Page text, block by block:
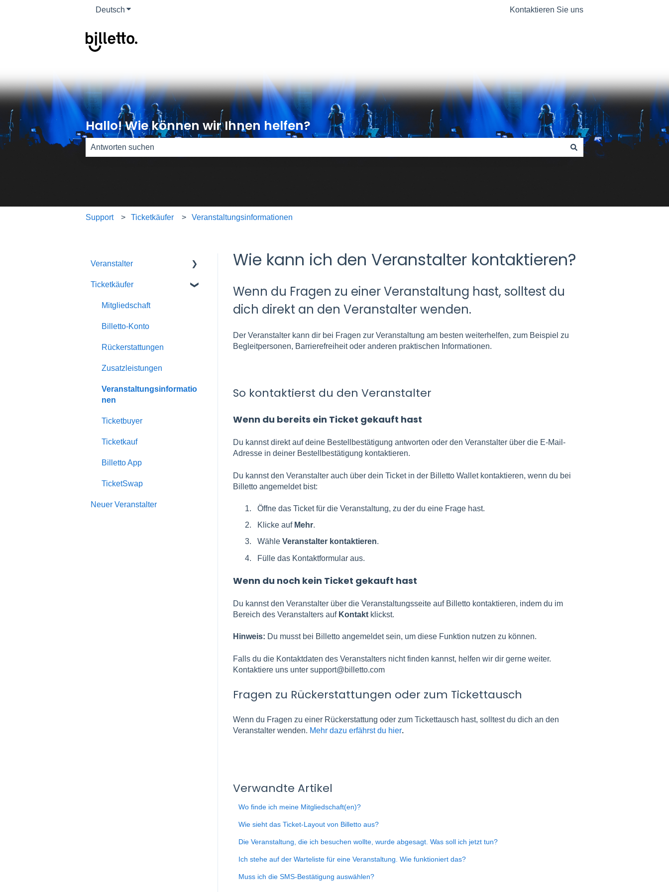
Deutsch Untermenü für Übersetzungen anzeigen Kontaktieren Sie uns
Hallo! Wie können wir Ihnen helfen?
Support Ticketkäufer Veranstaltungsinformationen
Wie kann ich den Veranstalter kontaktieren?
Wenn du Fragen zu einer Veranstaltung hast, solltest du
dich direkt an den Veranstalter wenden.
Der Veranstalter kann dir bei Fragen zur Veranstaltung am besten weiterhelfen, zum Beispiel zu
Begleitpersonen, Barrierefreiheit oder anderen praktischen Informationen.
So kontaktierst du den Veranstalter
Wenn du bereits ein Ticket gekauft hast
Du kannst direkt auf deine Bestellbestätigung antworten oder den Veranstalter über die E-Mail-
Adresse in deiner Bestellbestätigung kontaktieren.
Du kannst den Veranstalter auch über dein Ticket in der Billetto Wallet kontaktieren, wenn du bei
Billetto angemeldet bist:
Öffne das Ticket für die Veranstaltung, zu der du eine Frage hast.
Klicke auf Mehr.
Wähle Veranstalter kontaktieren.
Fülle das Kontaktformular aus.
Wenn du noch kein Ticket gekauft hast
Du kannst den Veranstalter über die Veranstaltungsseite auf Billetto kontaktieren, indem du im
Bereich des Veranstalters auf Kontaktklickst.
Hinweis: Du musst bei Billetto angemeldet sein, um diese Funktion nutzen zu können.
Falls du die Kontaktdaten des Veranstalters nicht finden kannst, helfen wir dir gerne weiter.
Kontaktiere uns unter support@billetto.com
Fragen zu Rückerstattungen oder zum Tickettausch
Wenn du Fragen zu einer Rückerstattung oder zum Tickettausch hast, solltest du dich an den
Veranstalter wenden. Mehr dazu erfährst du hier.
Verwandte Artikel
Wo finde ich meine Mitgliedschaft(en)?
Wie sieht das Ticket-Layout von Billetto aus?
Die Veranstaltung, die ich besuchen wollte, wurde abgesagt. Was soll ich jetzt tun?
Ich stehe auf der Warteliste für eine Veranstaltung. Wie funktioniert das?
Muss ich die SMS-Bestätigung auswählen?
Veranstalter
Erste Schritte mit Billetto
Mein Billetto
Veranstaltung erstellen
Anpassungen & Design
Mitgliedschaften
Einblicke & Berichte
Veranstaltungen
Ticketkäufer
Mitgliedschaft
Billetto-Konto
Rückerstattungen
Zusatzleistungen
Veranstaltungsinformatio
nen
Ticketbuyer
Ticketkauf
Billetto App
TicketSwap
Neuer Veranstalter